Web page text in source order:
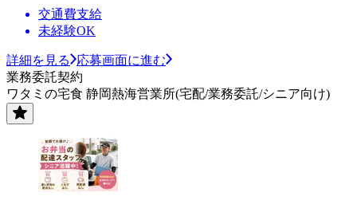
交通費支給
未経験OK
詳細を見る
応募画面に進む
業務委託契約
ワタミの宅食 静岡熱海営業所(宅配/業務委託/シニア向け)